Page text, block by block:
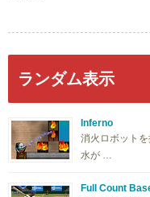
ランダム表示
Inferno
消火ロボット
水が …
Full Count